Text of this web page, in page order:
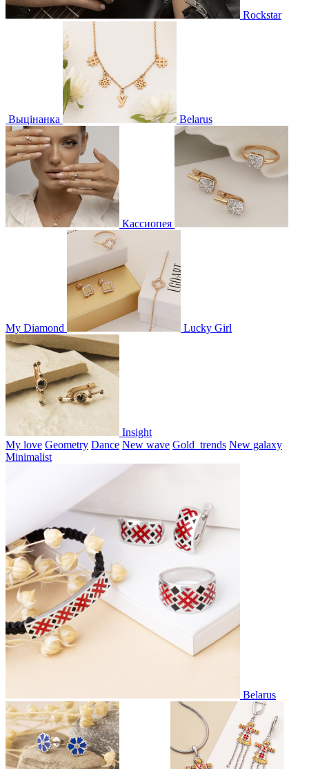
Rockstar
Выцінанка Belarus
Кассиопея
My Diamond Lucky Girl
Insight
My love Geometry Dance New wave Gold_trends New galaxy
Minimalist
Belarus